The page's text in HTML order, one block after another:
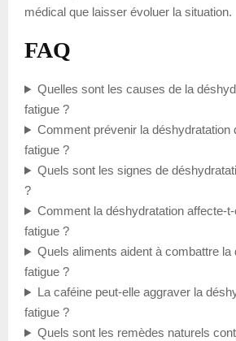
médical que laisser évoluer la situation.
FAQ
Quelles sont les causes de la
fatigue ?
Comment prévenir la déshydratation
fatigue ?
Quels sont les signes de
?
Comment la déshydratation affecte-t-
fatigue ?
Quels aliments aident à combattre la
fatigue ?
La caféine peut-elle aggraver la
fatigue ?
Quels sont les remèdes naturels